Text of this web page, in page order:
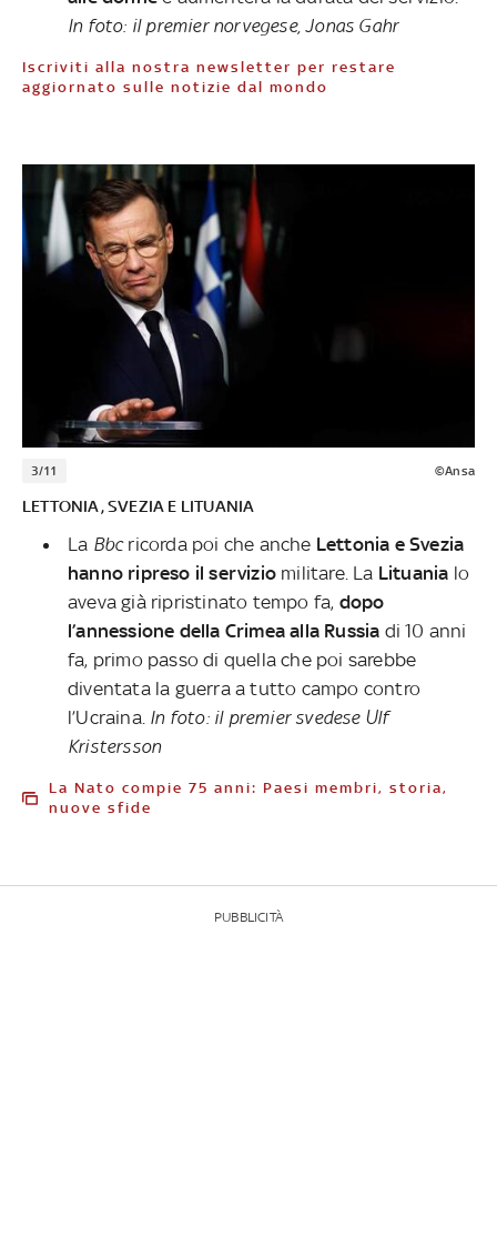
In foto: il premier norvegese, Jonas Gahr
Iscriviti alla nostra newsletter per restare
aggiornato sulle notizie dal mondo
3/11 ©Ansa
LETTONIA, SVEZIA E LITUANIA
La Bbc ricorda poi che anche Lettonia e Svezia
hanno ripreso il servizio militare. La Lituania lo
aveva già ripristinato tempo fa, dopo
l’annessione della Crimea alla Russia di 10 anni
fa, primo passo di quella che poi sarebbe
diventata la guerra a tutto campo contro
l’Ucraina. In foto: il premier svedese Ulf
Kristersson
La Nato compie 75 anni: Paesi membri, storia,
nuove sfide
PUBBLICITÀ